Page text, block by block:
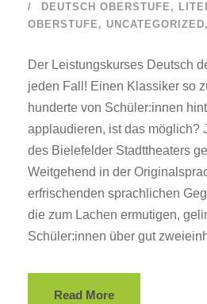
DEUTSCH OBERSTUFE ,
OBERSTUFE , UNCATEGORIZED,
Der Leistungskurses Deutsch
jeden Fall! Einen Klassiker so
hunderte von Schüler:innen
applaudieren, ist das möglich?
des Bielefelder Stadttheaters
Weitgehend in der
erfrischenden sprachlichen
die zum Lachen ermutigen,
Schüler:innen über gut
Read More